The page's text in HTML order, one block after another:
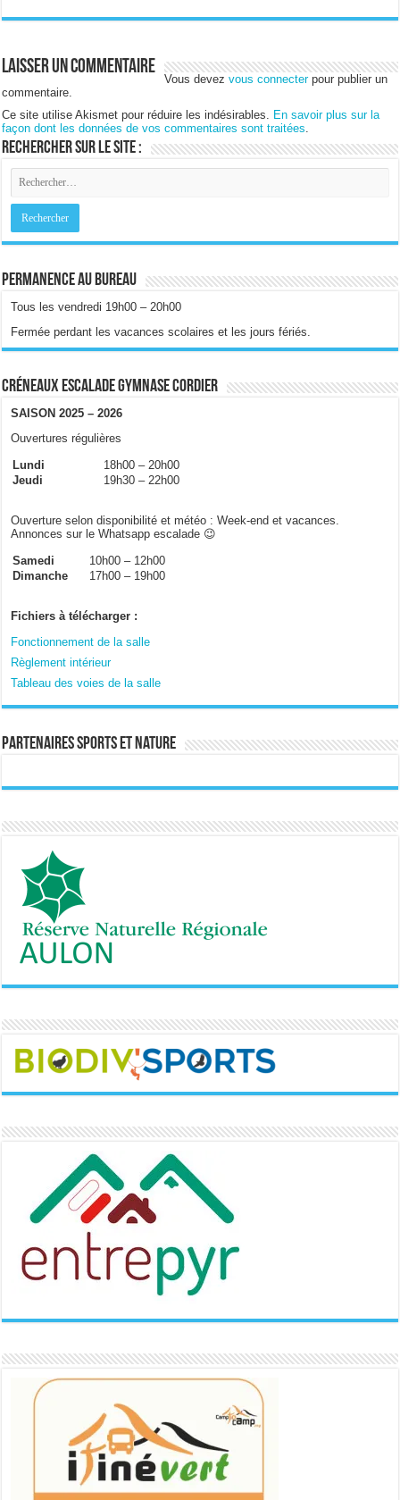
Laisser un commentaire
Vous devezvous connecterpour publier un
commentaire.
Ce site utilise Akismet pour réduire les indésirables.
En savoir plus sur la
façon dont les données de vos commentaires sont traitées
Rechercher sur le site :
Permanence au bureau
Tous les vendredi 19h00 – 20h00
Fermée perdant les vacances scolaires et les jours fériés.
Créneaux escalade gymnase Cordier
SAISON 2025 – 2026
Ouvertures régulières
Lundi
18h00 – 20h00
Jeudi
19h30 – 22h00
Ouverture selon disponibilité et météo : Week-end et vacances.
Annonces sur le Whatsapp escalade 😉
Samedi
10h00 – 12h00
Dimanche
17h00 – 19h00
Fichiers à télécharger :
Fonctionnement de la salle
Règlement intérieur
Tableau des voies de la salle
Partenaires sports et nature